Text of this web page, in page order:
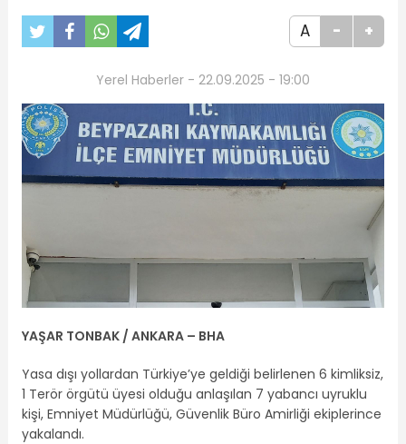
A - +
Yerel Haberler - 22.09.2025 - 19:00
YAŞAR TONBAK / ANKARA – BHA
Yasa dışı yollardan Türkiye’ye geldiği belirlenen 6 kimliksiz,
1 Terör örgütü üyesi olduğu anlaşılan 7 yabancı uyruklu
kişi, Emniyet Müdürlüğü, Güvenlik Büro Amirliği ekiplerince
yakalandı.